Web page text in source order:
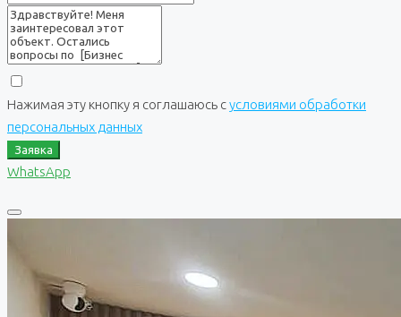
Нажимая эту кнопку я соглашаюсь сусловиями обработки
персональных данных
Заявка
WhatsApp